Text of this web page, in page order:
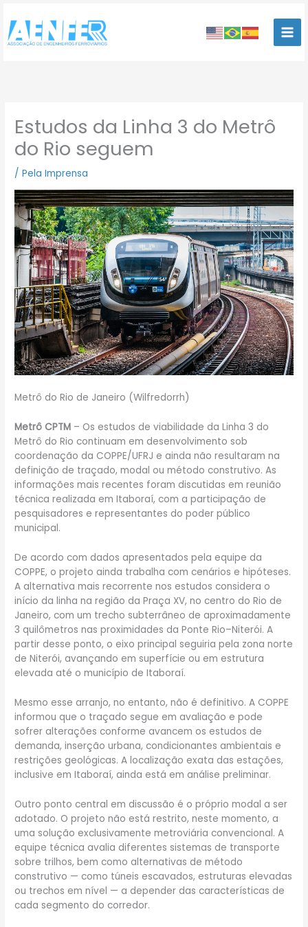
para
conteúdo
Estudos da Linha 3 do Metrô
do Rio seguem
/Pela Imprensa
Metrô do Rio de Janeiro (Wilfredorrh)
Metrô CPTM – Os estudos de viabilidade da Linha 3 do
Metrô do Rio continuam em desenvolvimento sob
coordenação da COPPE/UFRJ e ainda não resultaram na
definição de traçado, modal ou método construtivo. As
informações mais recentes foram discutidas em reunião
técnica realizada em Itaboraí, com a participação de
pesquisadores e representantes do poder público
municipal.
De acordo com dados apresentados pela equipe da
COPPE, o projeto ainda trabalha com cenários e hipóteses.
A alternativa mais recorrente nos estudos considera o
início da linha na região da Praça XV, no centro do Rio de
Janeiro, com um trecho subterrâneo de aproximadamente
3 quilômetros nas proximidades da Ponte Rio–Niterói. A
partir desse ponto, o eixo principal seguiria pela zona norte
de Niterói, avançando em superfície ou em estrutura
elevada até o município de Itaboraí.
Mesmo esse arranjo, no entanto, não é definitivo. A COPPE
informou que o traçado segue em avaliação e pode
sofrer alterações conforme avancem os estudos de
demanda, inserção urbana, condicionantes ambientais e
restrições geológicas. A localização exata das estações,
inclusive em Itaboraí, ainda está em análise preliminar.
Outro ponto central em discussão é o próprio modal a ser
adotado. O projeto não está restrito, neste momento, a
uma solução exclusivamente metroviária convencional. A
equipe técnica avalia diferentes sistemas de transporte
sobre trilhos, bem como alternativas de método
construtivo — como túneis escavados, estruturas elevadas
ou trechos em nível — a depender das características de
cada segmento do corredor.